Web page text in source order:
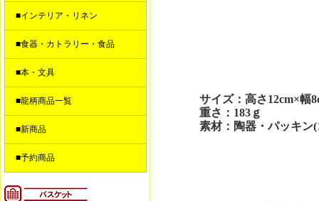
■インテリア・リネン
■食器・カトラリー・食品
■本・文具
■龍柄商品一覧
■新商品
■予約商品
サイズ：高さ12cm×幅
重さ：183ｇ
素材：陶器・パッキン